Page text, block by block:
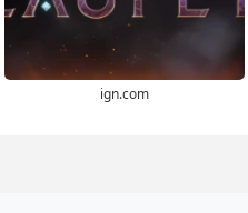
ign.com